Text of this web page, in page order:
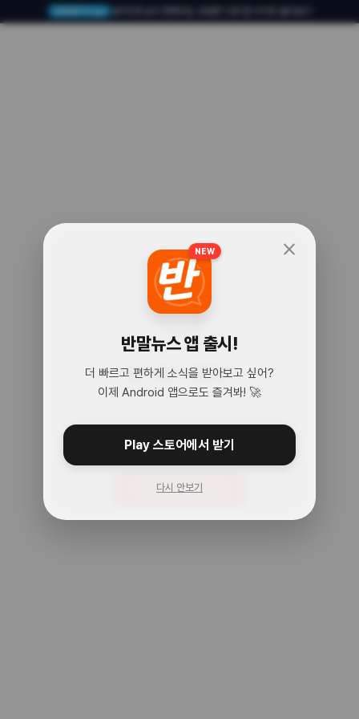
🧐
어? 여기 맞아?
주소를 다시 확인해봐!
메인으로 돌아가기
close
NEW
반말뉴스 앱 출시!
더 빠르고 편하게 소식을 받아보고 싶어?
이제 Android 앱으로도 즐겨봐! 🚀
Play 스토어에서 받기
다시 안보기